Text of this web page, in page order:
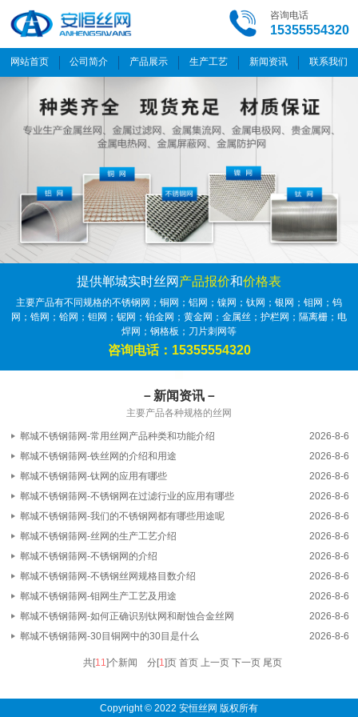
咨询电话
15355554320
网站首页 公司简介 产品展示 生产工艺 新闻资讯 联系我们
提供郸城实时丝网 产品报价和价格表
主要产品有不同规格的不锈钢网；铜网；铝网；镍网；钛网；银网；钼网；钨
网；锆网；铪网；钽网；铌网；铂金网；黄金网；金属丝；护栏网；隔离栅；电
焊网；钢格板；刀片刺网等
咨询电话：15355554320
－新闻资讯－
主要产品各种规格的丝网
郸城不锈钢筛网-常用丝网产品种类和功能介绍
2026-8-6
郸城不锈钢筛网-铁丝网的介绍和用途
2026-8-6
郸城不锈钢筛网-钛网的应用有哪些
2026-8-6
郸城不锈钢筛网-不锈钢网在过滤行业的应用有哪些
2026-8-6
郸城不锈钢筛网-我们的不锈钢网都有哪些用途呢
2026-8-6
郸城不锈钢筛网-丝网的生产工艺介绍
2026-8-6
郸城不锈钢筛网-不锈钢网的介绍
2026-8-6
郸城不锈钢筛网-不锈钢丝网规格目数介绍
2026-8-6
郸城不锈钢筛网-钼网生产工艺及用途
2026-8-6
郸城不锈钢筛网-如何正确识别钛网和耐蚀合金丝网
2026-8-6
郸城不锈钢筛网-30目铜网中的30目是什么
2026-8-6
共[11]个新闻 分[1]页 首页 上一页 下一页 尾页
Copyright © 2022 安恒丝网 版权所有